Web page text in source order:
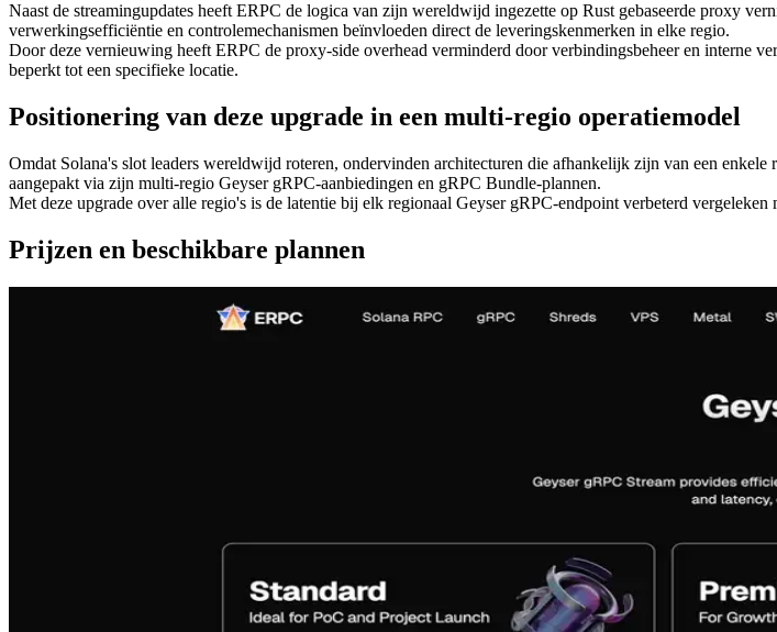
Naast de streamingupdates heeft ERPC de logica van zijn wereldwijd ingezette op Rust gebaseerde proxy
verwerkingsefficiëntie en controlemechanismen beïnvloeden direct de leveringskenmerken in elke regio.
Door deze vernieuwing heeft ERPC de proxy-side overhead verminderd door verbindingsbeheer en interne
beperkt tot een specifieke locatie.
Positionering van deze upgrade in een multi-regio operatiemodel
Omdat Solana's slot leaders wereldwijd roteren, ondervinden architecturen die afhankelijk zijn van een
aangepakt via zijn multi-regio Geyser gRPC-aanbiedingen en gRPC Bundle-plannen.
Met deze upgrade over alle regio's is de latentie bij elk regionaal Geyser gRPC-endpoint verbeterd vergeleken
Prijzen en beschikbare plannen